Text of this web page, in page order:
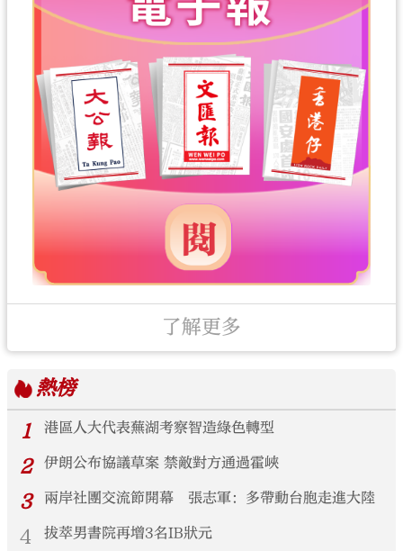
了解更多
熱榜
1
港區人大代表蕪湖考察智造綠色轉型
2 伊朗公布協議草案 禁敵對方通過霍峽
3 兩岸社團交流節開幕 張志軍：多帶動台胞走進大陸
4 拔萃男書院再增3名IB狀元